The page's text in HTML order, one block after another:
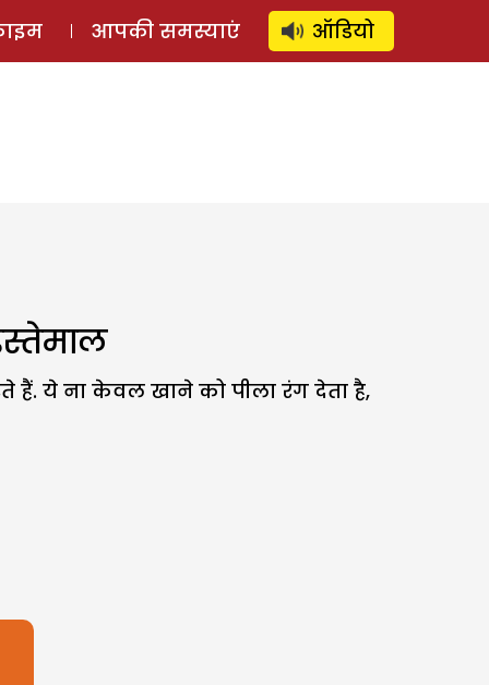
लॉग इन ⚲ SUBSCRIBE
आपकी समस्याएं ऑडियो
हैं. ये ना केवल खाने को पीला रंग देता है,